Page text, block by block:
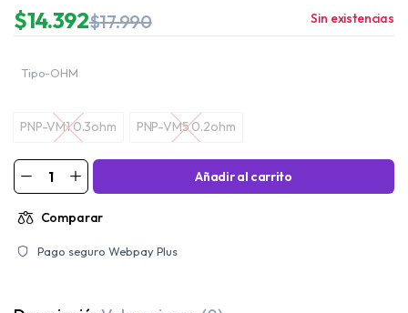
$17.990
$14.392 Sin existencias
Tipo-OHM
PNP-VM1 0.3ohm
PNP-VM1 0.3ohmPNP-VM5 0.2ohm
PNP-VM5 0.2ohm
Añadir al carrito
Comparar
Pago seguro Webpay Plus